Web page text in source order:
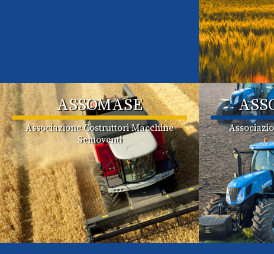
ASSOMASE
Associazione Costruttori Macchine
Semoventi